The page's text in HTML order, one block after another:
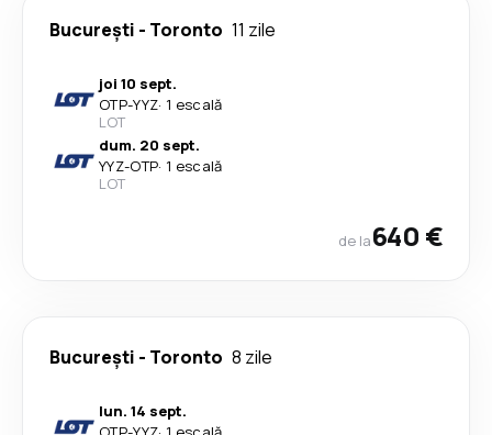
București - Toronto 11 zile
joi 10 sept.
OTP-YYZ· 1 escală
LOT
dum. 20 sept.
YYZ-OTP· 1 escală
LOT
de la640 €
București - Toronto 8 zile
lun. 14 sept.